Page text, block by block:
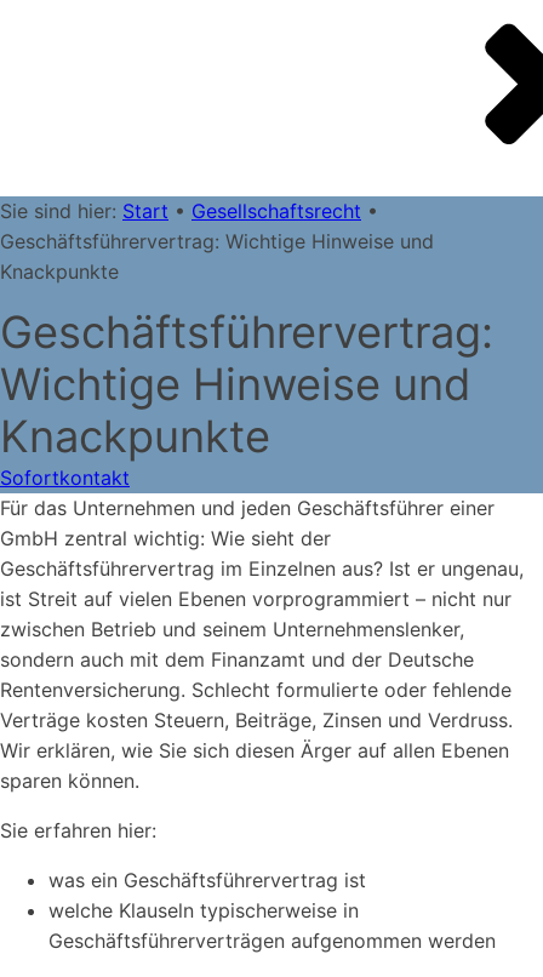
Sie sind hier: Start • Gesellschaftsrecht •
Geschäftsführervertrag: Wichtige Hinweise und
Knackpunkte
Geschäftsführervertrag:
Wichtige Hinweise und
Knackpunkte
Sofortkontakt
Für das Unternehmen und jeden Geschäftsführer einer
GmbH zentral wichtig: Wie sieht der
Geschäftsführervertrag im Einzelnen aus? Ist er ungenau,
ist Streit auf vielen Ebenen vorprogrammiert – nicht nur
zwischen Betrieb und seinem Unternehmenslenker,
sondern auch mit dem Finanzamt und der Deutsche
Rentenversicherung. Schlecht formulierte oder fehlende
Verträge kosten Steuern, Beiträge, Zinsen und Verdruss.
Wir erklären, wie Sie sich diesen Ärger auf allen Ebenen
sparen können.
Sie erfahren hier:
was ein Geschäftsführervertrag ist
welche Klauseln typischerweise in
Geschäftsführerverträgen aufgenommen werden